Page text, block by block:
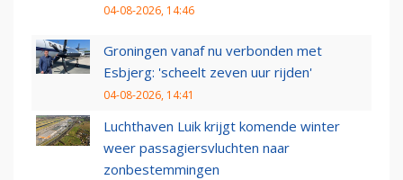
04-08-2026, 14:46
Groningen vanaf nu verbonden met
Esbjerg: 'scheelt zeven uur rijden'
04-08-2026, 14:41
Luchthaven Luik krijgt komende winter
weer passagiersvluchten naar
zonbestemmingen